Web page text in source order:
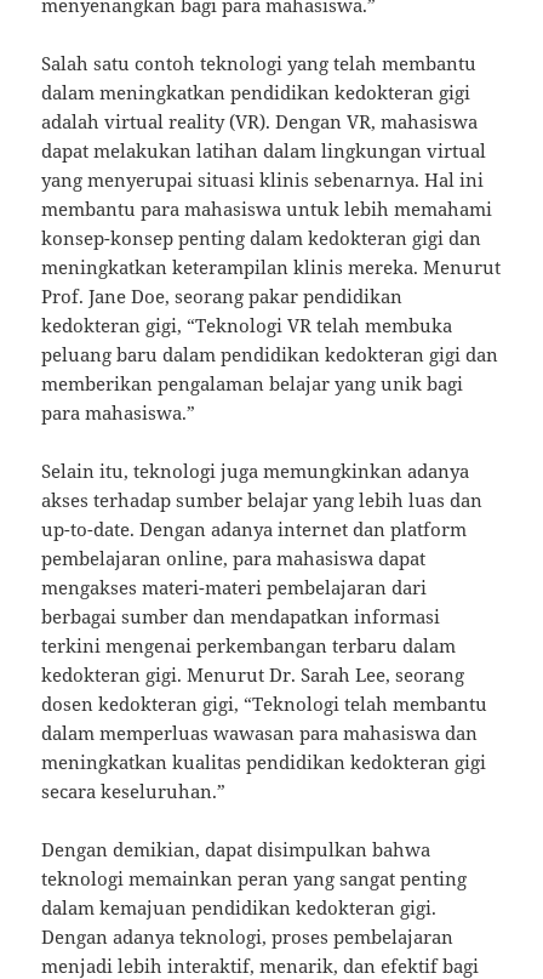
Salah satu contoh teknologi yang telah membantu
dalam meningkatkan pendidikan kedokteran gigi
adalah virtual reality (VR). Dengan VR, mahasiswa
dapat melakukan latihan dalam lingkungan virtual
yang menyerupai situasi klinis sebenarnya. Hal ini
membantu para mahasiswa untuk lebih memahami
konsep-konsep penting dalam kedokteran gigi dan
meningkatkan keterampilan klinis mereka. Menurut
Prof. Jane Doe, seorang pakar pendidikan
kedokteran gigi, “Teknologi VR telah membuka
peluang baru dalam pendidikan kedokteran gigi dan
memberikan pengalaman belajar yang unik bagi
para mahasiswa.”
Selain itu, teknologi juga memungkinkan adanya
akses terhadap sumber belajar yang lebih luas dan
up-to-date. Dengan adanya internet dan platform
pembelajaran online, para mahasiswa dapat
mengakses materi-materi pembelajaran dari
berbagai sumber dan mendapatkan informasi
terkini mengenai perkembangan terbaru dalam
kedokteran gigi. Menurut Dr. Sarah Lee, seorang
dosen kedokteran gigi, “Teknologi telah membantu
dalam memperluas wawasan para mahasiswa dan
meningkatkan kualitas pendidikan kedokteran gigi
secara keseluruhan.”
Dengan demikian, dapat disimpulkan bahwa
teknologi memainkan peran yang sangat penting
dalam kemajuan pendidikan kedokteran gigi.
Dengan adanya teknologi, proses pembelajaran
menjadi lebih interaktif, menarik, dan efektif bagi